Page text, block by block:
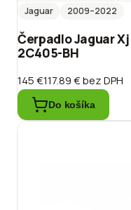
Jaguar
2009–2022
Čerpadlo Jaguar
2C405-BH
145 €117.89 €bez DPH
Do košíka